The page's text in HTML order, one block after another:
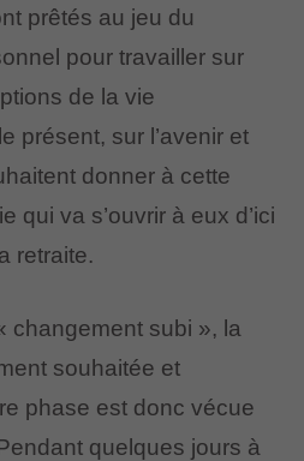
prêtés au jeu du
pour travailler sur
de la vie
présent, sur l’avenir et
donner à cette
qui va s’ouvrir à eux d’ici
retraite.
changement subi », la
souhaitée et
phase est donc vécue
quelques jours à